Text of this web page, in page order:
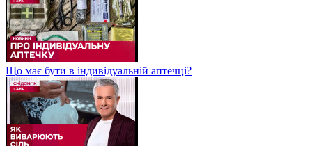
Що має бути в індивідуальній аптечці?